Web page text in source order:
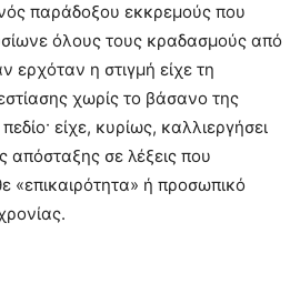
παράδοξου εκκρεμούς που
όλους τους κραδασμούς από
ερχόταν η στιγμή είχε τη
χωρίς το βάσανο της
είχε, κυρίως, καλλιεργήσει
απόσταξης σε λέξεις που
«επικαιρότητα» ή προσωπικό